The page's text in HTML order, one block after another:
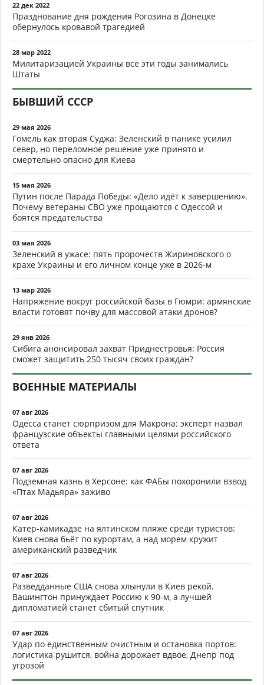
22 дек 2022
Празднование дня рождения Рогозина в Донецке
обернулось кровавой трагедией
28 мар 2022
Милитаризацией Украины все эти годы занимались
Штаты
БЫВШИЙ СССР
29 мая 2026
Гомель как вторая Суджа: Зеленский в панике усилил
север, но переломное решение уже принято и
смертельно опасно для Киева
15 мая 2026
Путин после Парада Победы: «Дело идёт к завершению».
Почему ветераны СВО уже прощаются с Одессой и
боятся предательства
03 мая 2026
Зеленский в ужасе: пять пророчеств Жириновского о
крахе Украины и его личном конце уже в 2026-м
13 мар 2026
Напряжение вокруг российской базы в Гюмри: армянские
власти готовят почву для массовой атаки дронов?
29 янв 2026
Сибига анонсировал захват Приднестровья: Россия
сможет защитить 250 тысяч своих граждан?
ВОЕННЫЕ МАТЕРИАЛЫ
07 авг 2026
Одесса станет сюрпризом для Макрона: эксперт назвал
французские объекты главными целями российского
ответа
07 авг 2026
Подземная казнь в Херсоне: как ФАБы похоронили взвод
«Птах Мадьяра» заживо
07 авг 2026
Катер-камикадзе на ялтинском пляже среди туристов:
Киев снова бьёт по курортам, а над морем кружит
американский разведчик
07 авг 2026
Разведданные США снова хлынули в Киев рекой.
Вашингтон принуждает Россию к 90-м, а лучшей
дипломатией станет сбитый спутник
07 авг 2026
Удар по единственным очистным и остановка портов:
логистика рушится, война дорожает вдвое, Днепр под
угрозой